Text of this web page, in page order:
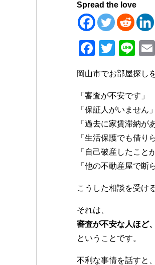
Spread the love
F
a
c
e
b
o
o
k
T
wi
tt
er
Li
e
岡山市でお部屋探し
「審査が不安です」
「保証人がいません」
「過去に家賃滞納が
「生活保護でも借り
「自己破産したこと
「他の不動産屋で断
こうした相談を受け
それは、
審査が不安な人ほど
ということです。
不利な事情を話すと